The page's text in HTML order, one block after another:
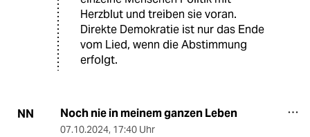
Herzblut und treiben sie voran.
Direkte Demokratie ist nur das Ende
vom Lied, wenn die Abstimmung
erfolgt.
NN Noch nie in meinem ganzen Leben
07.10.2024, 17:40 Uhr